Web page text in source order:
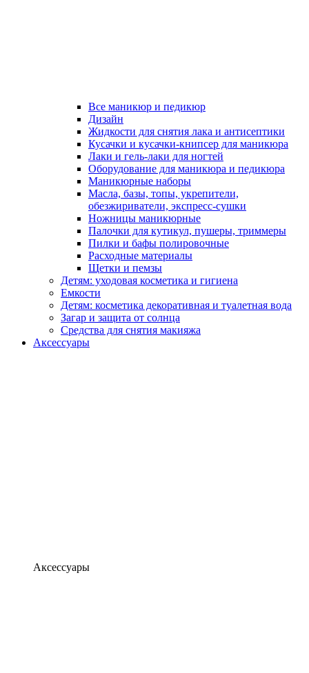
Все маникюр и педикюр
Дизайн
Жидкости для снятия лака и антисептики
Кусачки и кусачки-книпсер для маникюра
Лаки и гель-лаки для ногтей
Оборудование для маникюра и педикюра
Маникюрные наборы
Масла, базы, топы, укрепители,
обезжириватели, экспресс-сушки
Ножницы маникюрные
Палочки для кутикул, пушеры, триммеры
Пилки и бафы полировочные
Расходные материалы
Щетки и пемзы
Детям: уходовая косметика и гигиена
Емкости
Детям: косметика декоративная и туалетная вода
Загар и защита от солнца
Средства для снятия макияжа
Аксессуары
Аксессуары